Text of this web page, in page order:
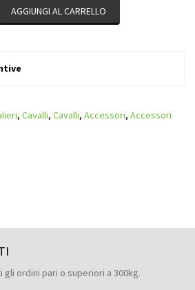
AGGIUNGI AL CARRELLO
, Cavalli, Cavalli, Accessori, Accessori
gli ordini pari o superiori a 300kg.